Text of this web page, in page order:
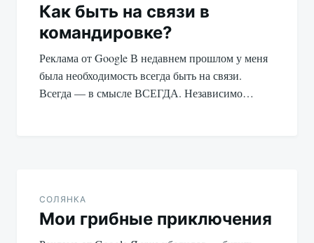
записям
Как быть на связи в
командировке?
Реклама от Google В недавнем прошлом у меня
была необходимость всегда быть на связи.
Всегда — в смысле ВСЕГДА. Независимо…
СОЛЯНКА
Мои грибные приключения